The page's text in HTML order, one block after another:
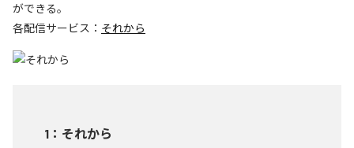
ができる。
各配信サービス： それから
1 ： それから